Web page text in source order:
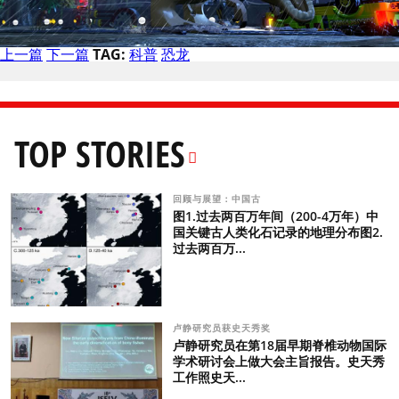
上一篇 下一篇 TAG: 科普恐龙
TOP STORIES
回顾与展望：中国古
图1.过去两百万年间（200-4万年）中
国关键古人类化石记录的地理分布图2.
过去两百万...
卢静研究员获史天秀奖
卢静研究员在第18届早期脊椎动物国际
学术研讨会上做大会主旨报告。史天秀
工作照史天...